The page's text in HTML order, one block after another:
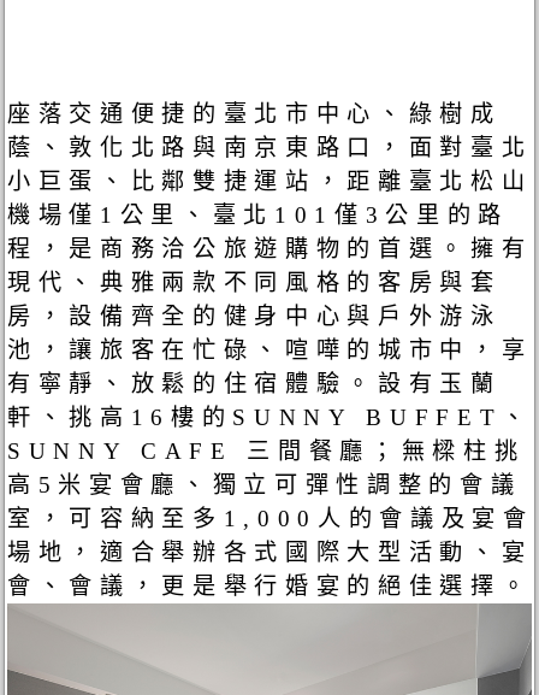
座落交通便捷的臺北市中心、綠樹成
蔭、敦化北路與南京東路口，面對臺北
小巨蛋、比鄰雙捷運站，距離臺北松山
機場僅1公里、臺北101僅3公里的路
程，是商務洽公旅遊購物的首選。擁有
現代、典雅兩款不同風格的客房與套
房，設備齊全的健身中心與戶外游泳
池，讓旅客在忙碌、喧嘩的城市中，享
有寧靜、放鬆的住宿體驗。設有玉蘭
軒、挑高16樓的SUNNY BUFFET、
SUNNY CAFE 三間餐廳；無樑柱挑
高5米宴會廳、獨立可彈性調整的會議
室，可容納至多1,000人的會議及宴會
場地，適合舉辦各式國際大型活動、宴
會、會議，更是舉行婚宴的絕佳選擇。